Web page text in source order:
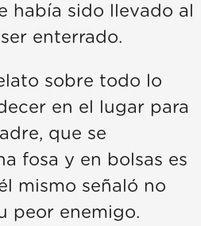
había sido llevado al
enterrado.
sobre todo lo
en el lugar para
que se
fosa y en bolsas es
mismo señaló no
peor enemigo.